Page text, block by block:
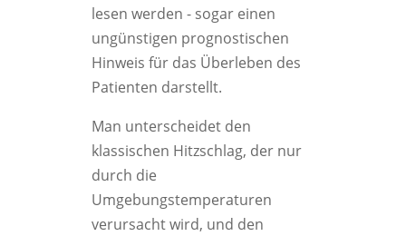
lesen werden - sogar einen
ungünstigen prognostischen
Hinweis für das Überleben des
Patienten darstellt.
Man unterscheidet den
klassischen Hitzschlag, der nur
durch die
Umgebungstemperaturen
verursacht wird, und den